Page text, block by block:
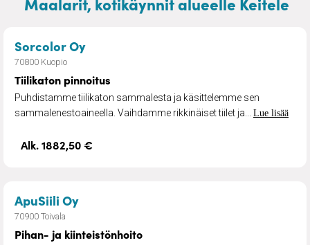
Sorcolor Oy– Tiilikaton pinnoitus
70800 Kuopio
Tiilikaton pinnoitus
Puhdistamme tiilikaton sammalesta ja käsittelemme sen
sammalenestoaineella. Vaihdamme rikkinäiset tiilet ja... Lue lisää
Alk. 1882,50 €
ApuSiili Oy– Pihan- ja kiinteistönhoito
70900 Toivala
Pihan- ja kiinteistönhoito